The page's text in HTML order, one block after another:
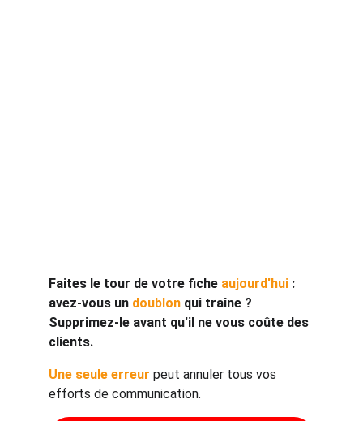
Faites le tour de votre fiche aujourd'hui :
avez-vous un doublon qui traîne ?
Supprimez-le avant qu'il ne vous coûte des
clients.
Une seule erreur peut annuler tous vos
efforts de communication.